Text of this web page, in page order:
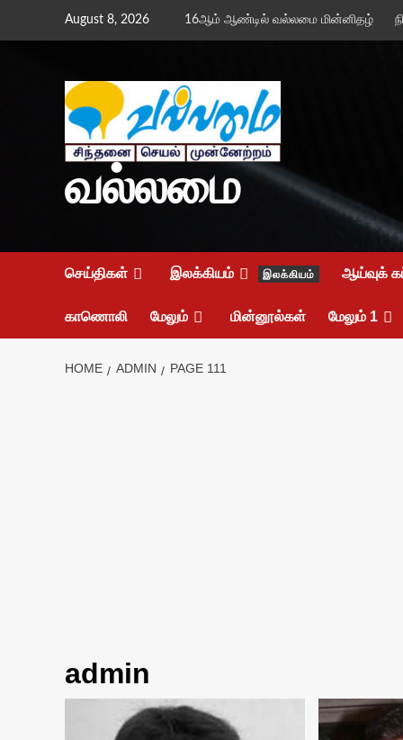
August 8, 2026 16ஆம் ஆண்டில் வல்லமை மின்னிதழ்
வல்லமை
செய்திகள் இலக்கியம் இலக்கியம் ஆய்வுக்
காணொலி மேலும் மின்னூல்கள் மேலும் 1
HOME ADMIN PAGE 111
admin